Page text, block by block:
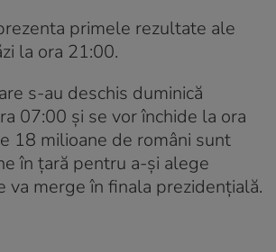
primele rezultate ale
la ora 21:00.
s-au deschis duminică
07:00 și se vor închide la ora
18 milioane de români sunt
în țară pentru a-și alege
va merge în finala prezidențială.